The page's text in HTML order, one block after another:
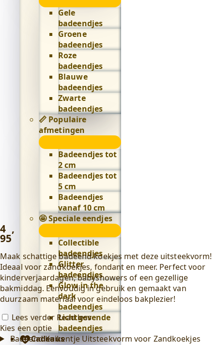
Populaire
kleuren
submenu
Gele
badeendjes
Groene
badeendjes
Roze
badeendjes
Blauwe
badeendjes
Zwarte
badeendjes
📏 Populaire
afmetingen
Populaire
submenu
Badeendjes tot
2 cm
Badeendjes tot
5 cm
Badeendjes
vanaf 10 cm
🤩 Speciale eendjes
Speciale
eendjes
submenu
Collectible
badeendjes
Glitter
badeendjes
Glow in the
dark
badeendjes
Lichtgevende
badeendjes
Cadeaus
4 ,
95
Maak schattige badeend koekjes met deze uitsteekvorm!
Ideaal voor zandkoekjes, fondant en meer. Perfect voor
kinderverjaardagen, babyshowers of een gezellige
bakmiddag. Eenvoudig in gebruik en gemaakt van
duurzaam materiaal voor eindeloos bakplezier!
Lees verder Read less
Kies een optie
Badeend Kuikentje Uitsteekvorm voor Zandkoekjes